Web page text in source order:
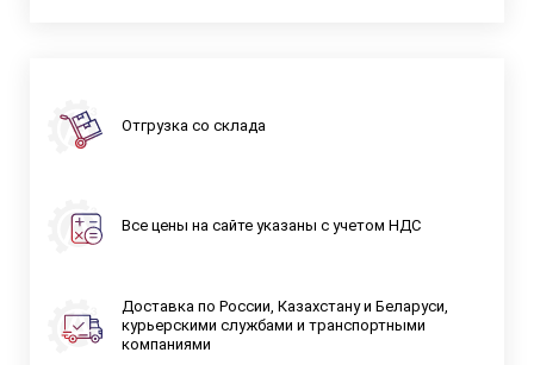
Отгрузка со склада
Все цены на сайте указаны с учетом НДС
Доставка по России, Казахстану и Беларуси,
курьерскими службами и транспортными
компаниями